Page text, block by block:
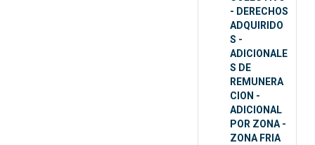
- DERECHOS
ADQUIRIDO
S -
ADICIONALE
S DE
REMUNERA
CION -
ADICIONAL
POR ZONA -
ZONA FRIA